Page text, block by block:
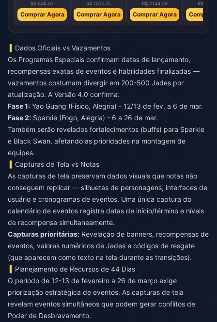
R$ 536.07
Comprar Agora
R$ 1072.15
Comprar Agora
R$ 2144.29
Comprar Agora
R$
Comprar
Dados Oficiais vs Vazamentos
Os Programas Especiais confirmam datas de lançamento,
recompensas exatas de eventos e habilidades finalizadas —
vazamentos costumam divergir em 200-500 Jades por
atualização. A Versão 4.0 confirma:
Fase 1: Yao Guang (Físico, Alegria) - 12/13 de fev. a 6 de mar.
Fase 2: Sparxie (Fogo, Alegria) - 6 a 26 de mar.
Também serão revelados fortalecimentos (buffs) para Sparkle
e Black Swan, afetando as prioridades na montagem de
equipes.
Capturas de Tela vs Notas
As capturas de tela preservam dados visuais que notas não
conseguem replicar — silhuetas de personagens, interfaces de
usuário e cronogramas de eventos. Uma única captura do
calendário de eventos registra datas de início/término e níveis
de recompensa simultaneamente.
Capturas prioritárias: Revelação de banners, recompensas de
eventos, valores numéricos de Jades e códigos de resgate
(que aparecem como texto na tela durante as transições).
Planejamento de Recursos de 44 Dias
O período de 12-13 de fevereiro a 26 de março exige
priorização estratégica de eventos. As capturas de tela
revelam eventos simultâneos que podem gerar conflitos de
Poder de Desbravamento.